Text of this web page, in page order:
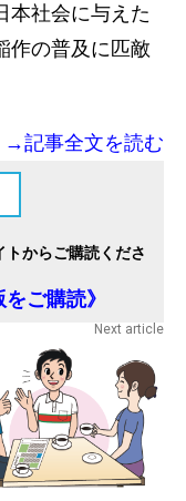
本社会に与えた
作の普及に匹敵
→記事全文を読む
からご購読くださ
ご購読》
Next article